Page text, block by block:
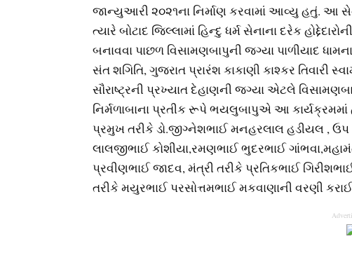
જાન્યુઆરી ૨૦૨૧ના નિર્માણ કરવામાં આવ્યુ હતું. આ
ત્યારે બોટાદ જિલ્લામાં હિન્દુ ધર્મ સેનાના દરેક
બનાવવા પાછળ વિસામણબાપુની જગ્યા પાળીયાદ
સંત શગિતિ, ગુજરાત પ્રારંશ કાકાણી કાશ્કર તિવારી
સૌરાષ્ટ્રની પ્રખ્યાત દેહાણની જગ્યા એટલે
નિર્મળાબાના પ્રતીક રૂપે ભયલુબાપુએ આ કાર્યક્રમમાં
પ્રમુખ તરીકે ડો.જીગ્નેશભાઈ મનહરલાલ હડીયલ ,
લાલજીભાઈ કોશીયા,રમણભાઈ ભુદરભાઈ
પ્રવીણભાઈ જાદવ, મંત્રી તરીકે પ્રતિકભાઈ
તરીકે મયુરભાઈ પરસોત્તમભાઈ મકવાણાની વરણી